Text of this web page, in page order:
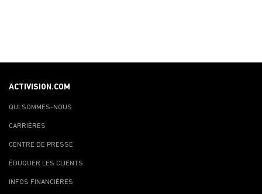
ACTIVISION.COM
QUI SOMMES-NOUS
CARRIÈRES
CENTRE DE PRESSE
ÉDUQUER LES CLIENTS
INFOS FINANCIÈRES